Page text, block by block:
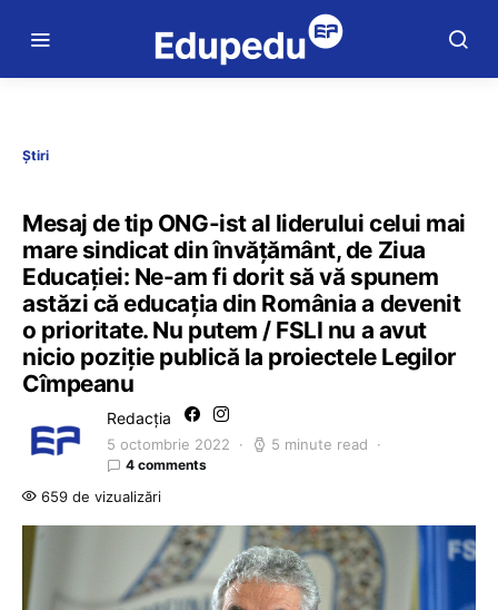
Știri
Mesaj de tip ONG-ist al liderului celui mai
mare sindicat din învățământ, de Ziua
Educației: Ne-am fi dorit să vă spunem
astăzi că educația din România a devenit
o prioritate. Nu putem / FSLI nu a avut
nicio poziție publică la proiectele Legilor
Cîmpeanu
Redacția
5 octombrie 2022 5 minute read
4 comments
659 de vizualizări